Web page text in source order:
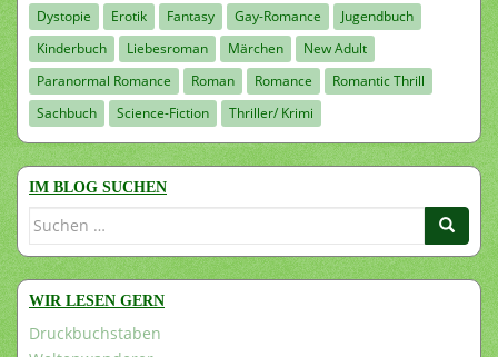
Dystopie Erotik Fantasy Gay-Romance
Jugendbuch
Kinderbuch
Liebesroman Märchen
New Adult
Paranormal Romance
Roman Romance
Romantic Thrill
Sachbuch
Science-Fiction Thriller/ Krimi
IM BLOG SUCHEN
Suchen
WIR LESEN GERN
Druckbuchstaben